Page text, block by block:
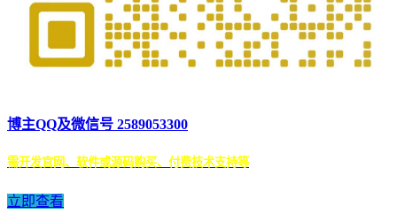
博主QQ及微信号 2589053300
需开发官网、软件或源码购买、付费技术支持等
立即查看